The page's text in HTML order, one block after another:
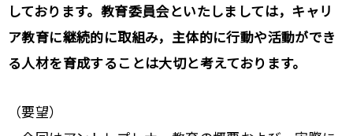
しております。教育委員会といたしましては，キャリ
ア教育に継続的に取組み，主体的に行動や活動ができ
る人材を育成することは大切と考えております。
（要望）